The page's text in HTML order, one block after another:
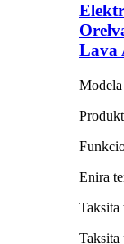
Lava
Enira
Taksita
Taksita